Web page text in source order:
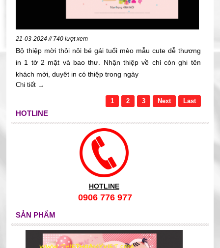
21-03-2024 // 740 lượt xem
Bộ thiệp mời thôi nôi bé gái tuổi mèo mẫu cute dễ thương
in 1 tờ 2 mặt và bao thư. Nhận thiệp về chỉ còn ghi tên
khách mời, duyêt in có thiệp trong ngày
Chi tiết →
1 2 3 Next Last
HOTLINE
HOTLINE
0906 776 977
SẢN PHẨM